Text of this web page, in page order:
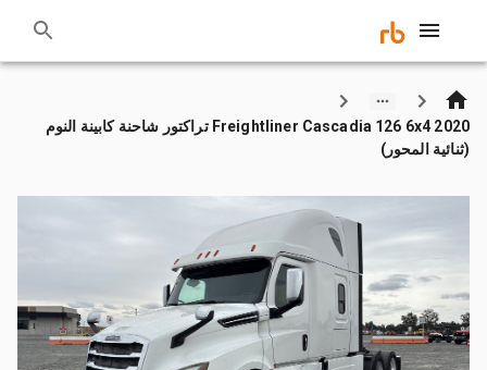
2020 Freightliner Cascadia 126 6x4 تراكتور شاحنة كابينة النوم
(ثنائية المحور)